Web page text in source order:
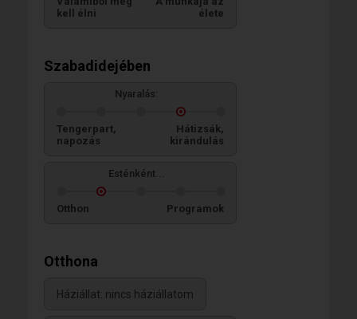
kell élni
élete
Szabadidejében
Nyaralás:
Tengerpart,
napozás
Hátizsák,
kirándulás
Esténként...
Otthon Programok
Otthona
Háziállat: nincs háziállatom